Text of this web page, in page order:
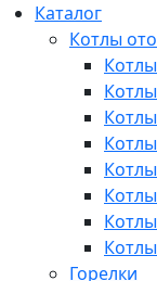
Каталог
Котлы
Горелки